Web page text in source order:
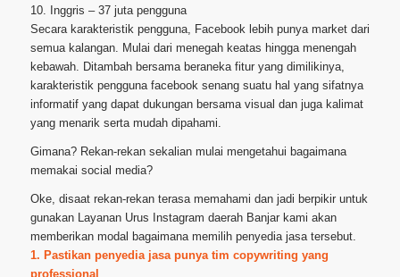
10. Inggris – 37 juta pengguna
Secara karakteristik pengguna, Facebook lebih punya market dari
semua kalangan. Mulai dari menegah keatas hingga menengah
kebawah. Ditambah bersama beraneka fitur yang dimilikinya,
karakteristik pengguna facebook senang suatu hal yang sifatnya
informatif yang dapat dukungan bersama visual dan juga kalimat
yang menarik serta mudah dipahami.
Gimana? Rekan-rekan sekalian mulai mengetahui bagaimana
memakai social media?
Oke, disaat rekan-rekan terasa memahami dan jadi berpikir untuk
gunakan Layanan Urus Instagram daerah Banjar kami akan
memberikan modal bagaimana memilih penyedia jasa tersebut.
1. Pastikan penyedia jasa punya tim copywriting yang
professional